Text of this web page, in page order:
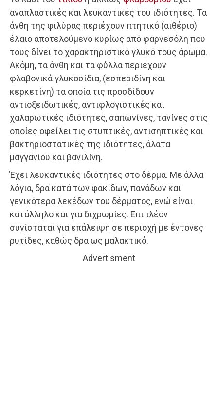
αναπλαστικές και λευκαντικές του ιδιότητες. Tα
άνθη της φιλύρας περιέχουν πτητικό (αιθέριο)
έλαιο αποτελούμενο κυρίως από φαρνεσόλη που
τους δίνει το χαρακτηριστικό γλυκό τους άρωμα.
Ακόμη, τα άνθη και τα φύλλα περιέχουν
φλαβονικά γλυκοσίδια, (εσπεριδίνη και
κερκετίνη) τα οποία τις προσδίδουν
αντιοξειδωτικές, αντιφλογιστικές και
χαλαρωτικές ιδιότητες, σαπωνίνες, τανίνες στις
οποίες οφείλει τις στυπτικές, αντισηπτικές και
βακτηριοστατικές της ιδιότητες, άλατα
μαγγανίου και βανιλίνη.
Έχει λευκαντικές ιδιότητες στο δέρμα. Με άλλα
λόγια, δρα κατά των φακίδων, πανάδων και
γενικότερα λεκέδων του δέρματος, ενώ είναι
κατάλληλο και για διχρωμίες. Επιπλέον
συνίσταται για επάλειψη σε περιοχή με έντονες
ρυτίδες, καθώς δρα ως μαλακτικό.
Advertisment